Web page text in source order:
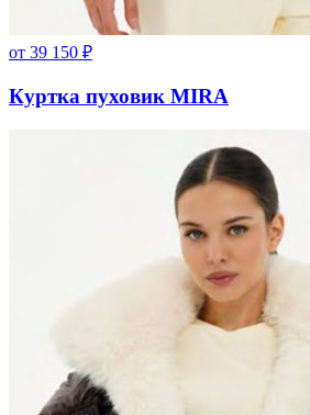
от 39 150 ₽
Куртка пуховик MIRA